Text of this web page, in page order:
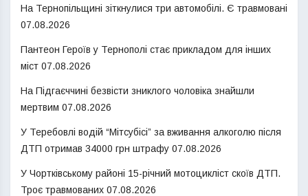
На Тернопільщині зіткнулися три автомобілі. Є травмовані
07.08.2026
Пантеон Героїв у Тернополі стає прикладом для інших
міст 07.08.2026
На Підгаєччині безвісти зниклого чоловіка знайшли
мертвим 07.08.2026
У Теребовлі водій “Мітсубісі” за вживання алкоголю після
ДТП отримав 34000 грн штрафу 07.08.2026
У Чортківському районі 15-річний мотоцикліст скоїв ДТП.
Троє травмованих 07.08.2026